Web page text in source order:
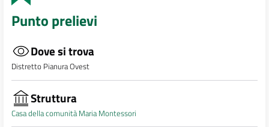
Punto prelievi
Dove si trova
Distretto Pianura Ovest
Struttura
Casa della comunità Maria Montessori